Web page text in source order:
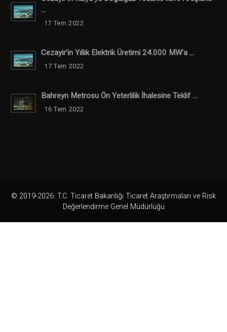
...
17 Tem 2022
Cezayir’in Yıllık Elektrik Üretimi 24.000 MW’a ...
17 Tem 2022
Bahreyn Metrosu Ön Yeterlilik İhalesine Teklif ...
16 Tem 2022
© 2019-2026. T.C. Ticaret Bakanlığı Ticaret Araştırmaları ve Risk
Değerlendirme Genel Müdürlüğü